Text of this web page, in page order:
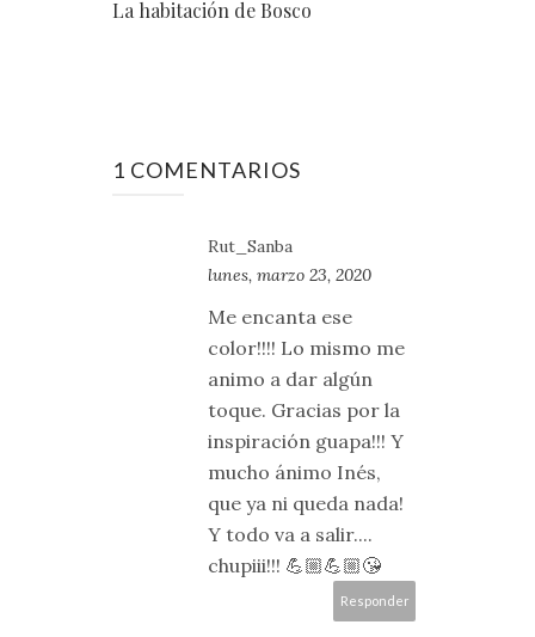
La habitación de Bosco
1 COMENTARIOS
Rut_Sanba
lunes, marzo 23, 2020
Me encanta ese
color!!!! Lo mismo me
animo a dar algún
toque. Gracias por la
inspiración guapa!!! Y
mucho ánimo Inés,
que ya ni queda nada!
Y todo va a salir....
chupiii!!! 💪🏼💪🏼😘
Responder